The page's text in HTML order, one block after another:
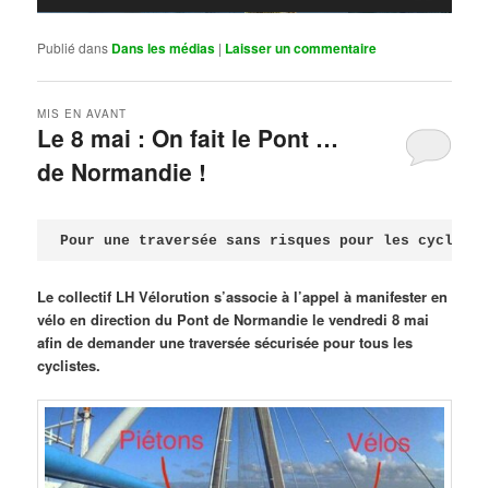
Publié dans Dans les médias | Laisser un commentaire
Le 8 mai : On fait le Pont …
de Normandie !
MIS EN AVANT
Pour une traversée sans risques pour les
Le collectif LH Vélorution s’associe à l’appel à manifester en
vélo en direction du Pont de Normandie le vendredi 8 mai
afin de demander une traversée sécurisée pour tous les
cyclistes.